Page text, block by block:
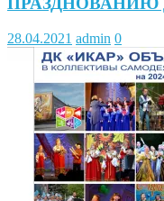
28.04.2021 admin 0